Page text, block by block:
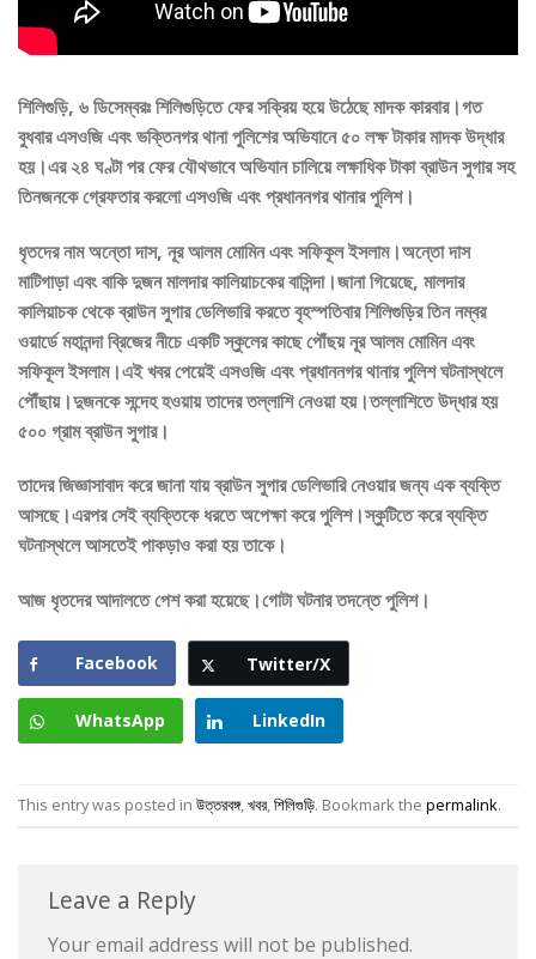
শিলিগুড়ি, ৬ ডিসেম্বরঃ শিলিগুড়িতে ফের সক্রিয় হয়ে উঠেছে মাদক কারবার।গত
বুধবার এসওজি এবং ভক্তিনগর থানা পুলিশের অভিযানে ৫০ লক্ষ টাকার মাদক উদ্ধার
হয়।এর ২৪ ঘণ্টা পর ফের যৌথভাবে অভিযান চালিয়ে লক্ষাধিক টাকা ব্রাউন সুগার সহ
তিনজনকে গ্রেফতার করলো এসওজি এবং প্রধাননগর থানার পুলিশ।
ধৃতদের নাম অন্তো দাস, নূর আলম মোমিন এবং সফিকূল ইসলাম।অন্তো দাস
মাটিগাড়া এবং বাকি দুজন মালদার কালিয়াচকের বাসিন্দা।জানা গিয়েছে, মালদার
কালিয়াচক থেকে ব্রাউন সুগার ডেলিভারি করতে বৃহস্পতিবার শিলিগুড়ির তিন নম্বর
ওয়ার্ডে মহানন্দা ব্রিজের নীচে একটি স্কুলের কাছে পৌঁছয় নূর আলম মোমিন এবং
সফিকূল ইসলাম।এই খবর পেয়েই এসওজি এবং প্রধাননগর থানার পুলিশ ঘটনাস্থলে
পৌঁছায়।দুজনকে সন্দেহ হওয়ায় তাদের তল্লাশি নেওয়া হয়।তল্লাশিতে উদ্ধার হয়
৫০০ গ্রাম ব্রাউন সুগার।
তাদের জিজ্ঞাসাবাদ করে জানা যায় ব্রাউন সুগার ডেলিভারি নেওয়ার জন্য এক ব্যক্তি
আসছে।এরপর সেই ব্যক্তিকে ধরতে অপেক্ষা করে পুলিশ।স্কুটিতে করে ব্যক্তি
ঘটনাস্থলে আসতেই পাকড়াও করা হয় তাকে।
আজ ধৃতদের আদালতে পেশ করা হয়েছে।গোটা ঘটনার তদন্তে পুলিশ।
Facebook Twitter/X
WhatsApp LinkedIn
This entry was posted in উত্তরবঙ্গ,খবর,শিলিগুড়ি. Bookmark the permalink.
Leave a Reply
Your email address will not be published.